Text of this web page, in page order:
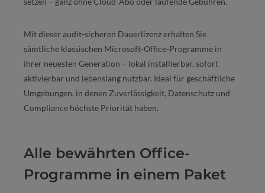
Mit dieser audit-sicheren Dauerlizenz erhalten Sie
sämtliche klassischen Microsoft-Office-Programme in
ihrer neuesten Generation – lokal installierbar, sofort
aktivierbar und lebenslang nutzbar. Ideal für geschäftliche
Umgebungen, in denen Zuverlässigkeit, Datenschutz und
Compliance höchste Priorität haben.
Alle bewährten Office-
Programme in einem Paket